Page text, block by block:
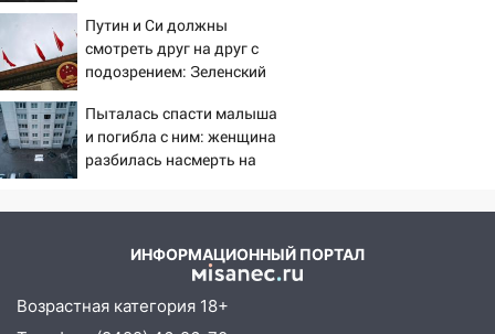
10:00
В Ульяновске дотла сгорел
легковой автомобиль
09:39
В Ульяновске будут судить десять
наркодилеров, снабжавших две области
09:25
Вынесли приговор дебоширам,
избившим мужчину в трамвае
08:27 Ульяновская полиция получила
07:02 Жара отступит: какой будет
погода в Ульяновске днем 5 августа
Путин и Си должны
смотреть друг на друг с
подозрением: Зеленский
дипломатам
Пыталась спасти малыша
и погибла с ним: женщина
разбилась насмерть на
ИНФОРМАЦИОННЫЙ ПОРТАЛ
Возрастная категория 18+